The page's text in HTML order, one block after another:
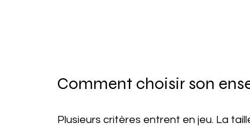
Comment choisir son
Plusieurs critères entrent en jeu. La